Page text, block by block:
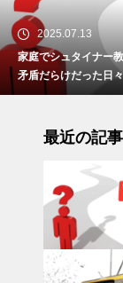
2025.07.13
家庭でシュタイナー
矛盾だらけだった日々
最近の記事